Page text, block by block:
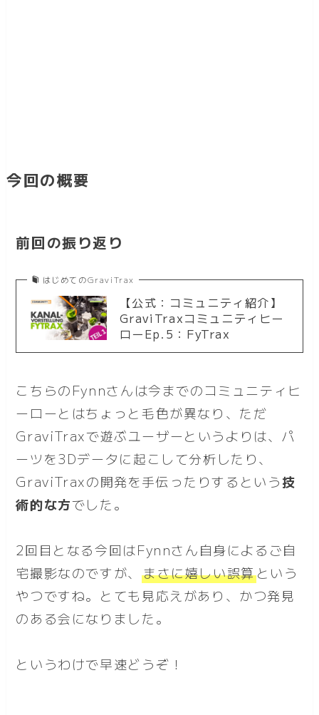
今回の概要
前回の振り返り
はじめてのGraviTrax
【公式：コミュニティ紹介】
GraviTraxコミュニティヒー
ローEp.5：FyTrax
こちらのFynnさんは今までのコミュニティヒ
ーローとはちょっと毛色が異なり、ただ
GraviTraxで遊ぶユーザーというよりは、パ
ーツを3Dデータに起こして分析したり、
GraviTraxの開発を手伝ったりするという技
術的な方でした。
2回目となる今回はFynnさん自身によるご自
宅撮影なのですが、 まさに嬉しい誤算という
やつですね。とても見応えがあり、かつ発見
のある会になりました。
というわけで早速どうぞ！